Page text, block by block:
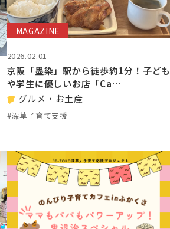
MAGAZINE
2026.02.01
京阪「墨染」駅から徒歩約1分！子ども
や学生に優しいお店「Ca…
グルメ・お土産
#深草子育て支援